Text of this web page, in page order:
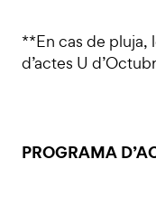
**En cas de pluja,
d’actes U
PROGRAMA